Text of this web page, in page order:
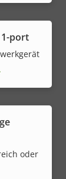
1-port
oder